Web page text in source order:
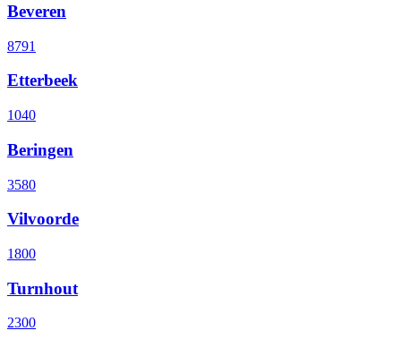
Beveren
8791
Etterbeek
1040
Beringen
3580
Vilvoorde
1800
Turnhout
2300